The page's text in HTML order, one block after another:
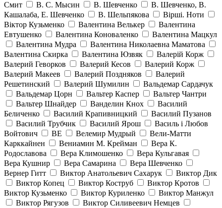
Смит
В. С. Мысин В. Шевченко
В. Шевченко, В.
Кашалаба, Е. Шевченко
В. Шельпякова
Вiршi. Ноти
Віктор Кузьменко
Валентина Велькер
Валентина
Евтушенко
Валентина Коноваленко
Валентина Мацкул
Валентина Мудра
Валентина Николаевна Маматова
Валентина Скирка
Валентина Юзвяк
Валерій Корж
Валерий Геворков
Валерий Кесов
Валерий Корж
Валерий Макеев
Валерий Поздняков
Валерий
Решетинский
Валерий Шумилин
Вальдемар Сардачук
Вальдемар Цорн
Вальтер Каспер
Вальтер Чантри
Вальтер Шнайдер
Ванделин Кнох
Василий
Беличенко
Василий Крапивницкий
Василий Пузанов
Василий Трубчик
Василий Ярош
Василь і Любов
Войтович
ВЕ Велемир Мудрый
Вели-Матти
Карккайнен
Вениамин М. Крейман
Вера К.
Родославова
Вера Климошенко
Вера Кульгавая
Вера Кушнир
Вера Самарина
Вера Шевченко
Вернер Гитт
Виктор Анатольевич Сахарук
Виктор Дик
Виктор Копец
Виктор Коструб
Виктор Кротов
Виктор Кузьменко
Виктор Куриленко
Виктор Манжул
Виктор Рягузов
Виктор Силивеевич Немцев